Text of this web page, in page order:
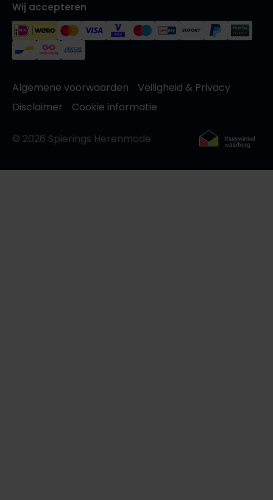
Wij accepteren
Algemene voorwaarden
Veiligheid & Privacy
Disclaimer
Cookie informatie
© 2026 Spierings Herenmode